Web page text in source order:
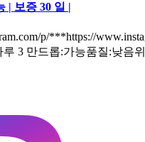
| 보증 30 일 |
p/***https://
3 만드롭:가능품질:낮음